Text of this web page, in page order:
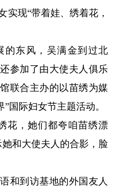
实现“带着娃、绣着花，
东风，吴满金到过北
参加了由大使夫人俱乐
联合主办的以苗绣为媒
国际妇女节主题活动。
，她们都夸咱苗绣漂
和大使夫人的合影，脸
到访基地的外国友人